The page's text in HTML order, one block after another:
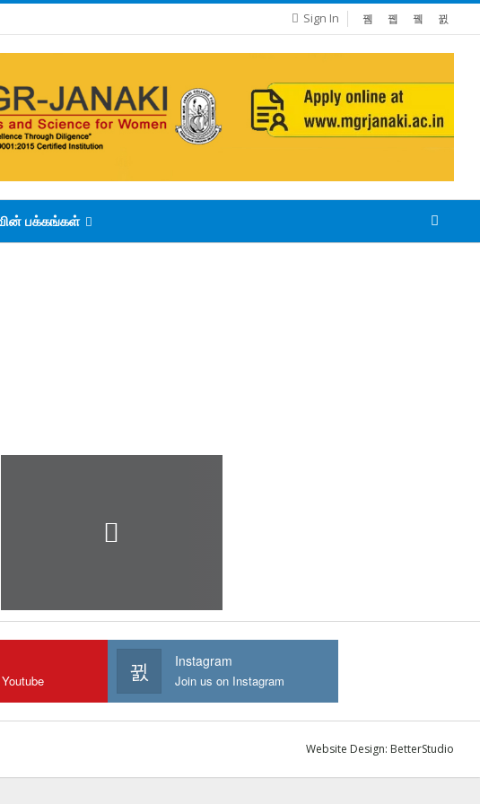
Sign In
பக்கங்கள்
Instagram
Join us on Instagram
Website Design: BetterStudio